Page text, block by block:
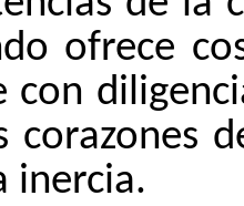
ofrece
con
corazones
inercia.